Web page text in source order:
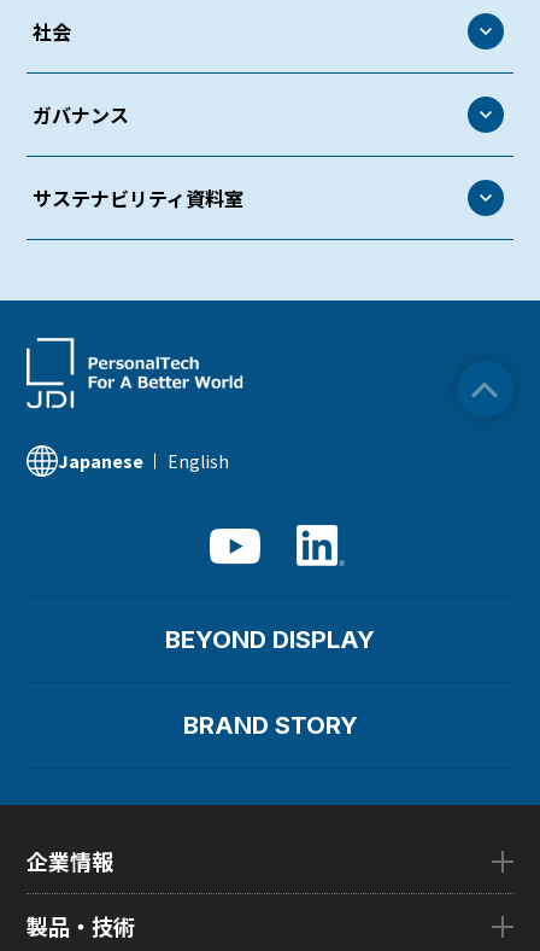
環境
環境方針
環境マネジメント
社会
社会
人権・労働
働きがいのある環境づくり
社会貢献活動
品質への取り組み
サプライチェーンマネジメント
ガバナンス
ガバナンス
コーポレート・ガバナンス
コンプライアンス
知的財産
サステナビリティ資料室
サステナビリティ関連情報
Japanese
English
BEYOND DISPLAY
BRAND STORY
企業情報
ごあいさつ
製品・技術